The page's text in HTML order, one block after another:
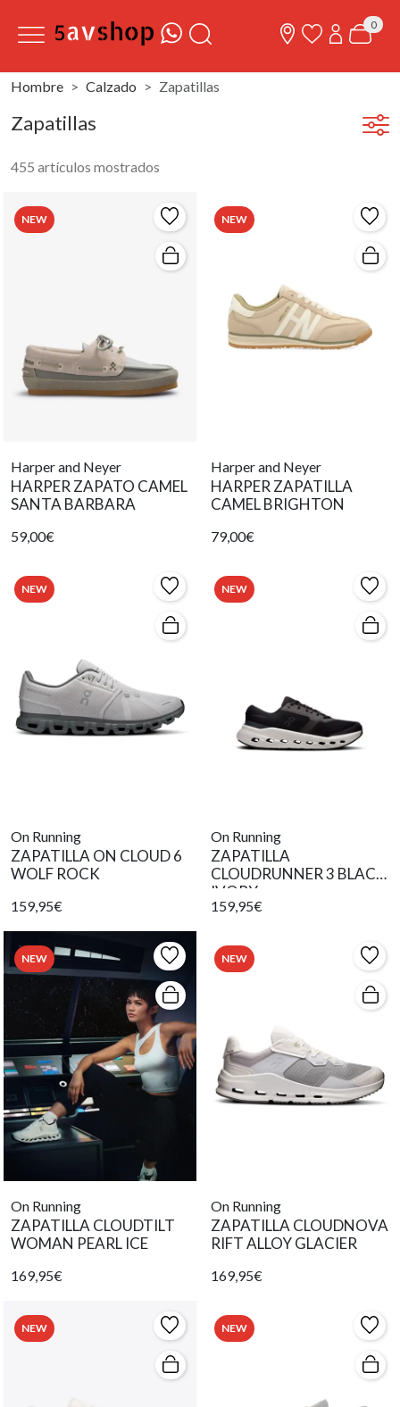
0
Hombre Calzado Zapatillas
Zapatillas
455 artículos mostrados
NEW
Harper and Neyer
HARPER ZAPATO CAMEL
SANTA BARBARA
59,00€
NEW
Harper and Neyer
HARPER ZAPATILLA
CAMEL BRIGHTON
79,00€
NEW
On Running
ZAPATILLA ON CLOUD 6
WOLF ROCK
159,95€
NEW
On Running
ZAPATILLA
CLOUDRUNNER 3 BLACK
IVORY
159,95€
NEW
On Running
ZAPATILLA CLOUDTILT
WOMAN PEARL ICE
169,95€
NEW
On Running
ZAPATILLA CLOUDNOVA
RIFT ALLOY GLACIER
169,95€
NEW NEW